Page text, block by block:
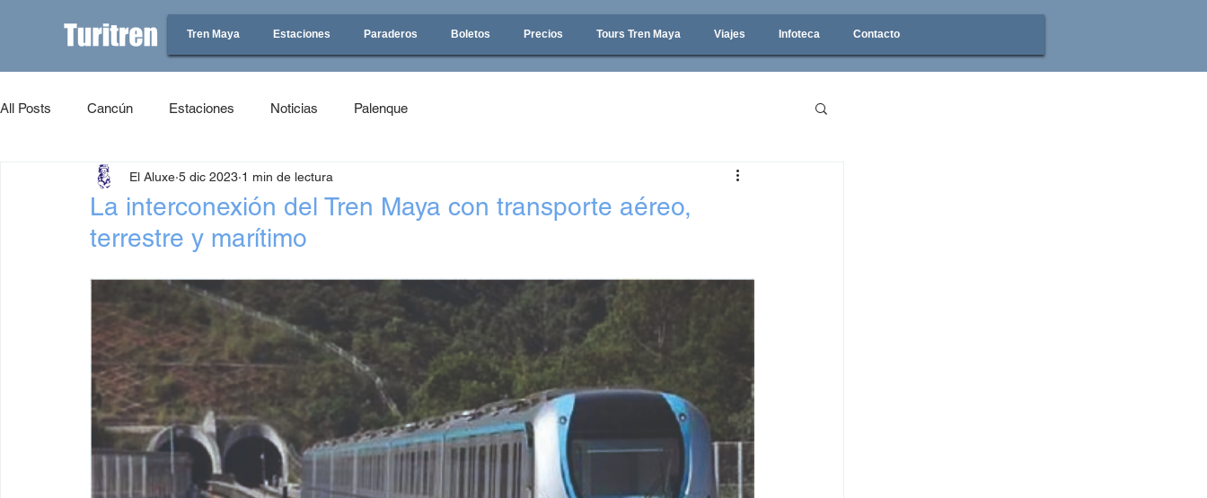
Tren Maya Estaciones Paraderos Boletos Precios Tours Tren Maya Viajes Infoteca Contacto
All Posts Cancún Estaciones Noticias Palenque
La interconexión del Tren Maya con transporte aéreo,
terrestre y marítimo
El Aluxe 5 dic 2023 1 min de lectura